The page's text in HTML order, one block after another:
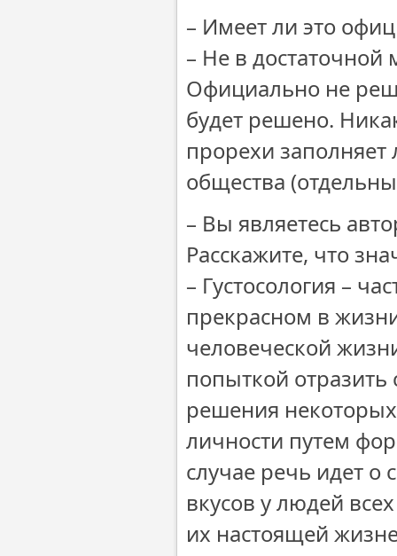
– Имеет ли это
– Не в достаточной
Официально не
будет решено.
прорехи
общества
– Вы являетесь
Расскажите, что
– Густосология –
прекрасном в
человеческой
попыткой
решения
личности путем
случае речь идет о
вкусов у людей
их настоящей